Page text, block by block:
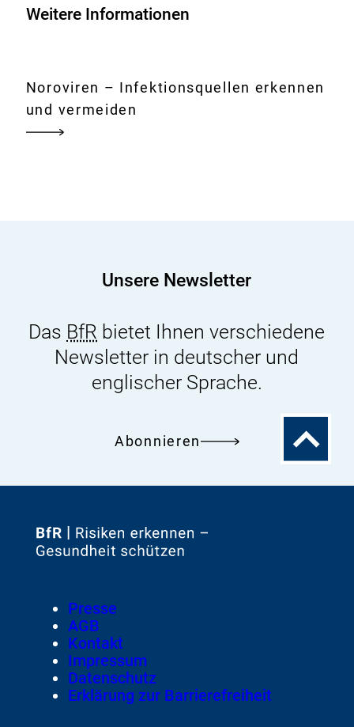
Weitere Informationen
Noroviren – Infektionsquellen erkennen
und vermeiden
Unsere Newsletter
Das BfR bietet Ihnen verschiedene
Newsletter in deutscher und
englischer Sprache.
Abonnieren
Zum
Zur
Footer
Meta-
Navigation
Presse
AGB
Kontakt
Impressum
Datenschutz
Erklärung zur Barrierefreiheit